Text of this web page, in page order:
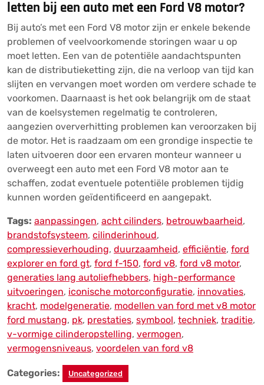
letten bij een auto met een Ford V8 motor?
Bij auto’s met een Ford V8 motor zijn er enkele bekende
problemen of veelvoorkomende storingen waar u op
moet letten. Een van de potentiële aandachtspunten
kan de distributieketting zijn, die na verloop van tijd kan
slijten en vervangen moet worden om verdere schade te
voorkomen. Daarnaast is het ook belangrijk om de staat
van de koelsystemen regelmatig te controleren,
aangezien oververhitting problemen kan veroorzaken bij
de motor. Het is raadzaam om een grondige inspectie te
laten uitvoeren door een ervaren monteur wanneer u
overweegt een auto met een Ford V8 motor aan te
schaffen, zodat eventuele potentiële problemen tijdig
kunnen worden geïdentificeerd en aangepakt.
Tags: aanpassingen, acht cilinders, betrouwbaarheid,
brandstofsysteem, cilinderinhoud,
compressieverhouding, duurzaamheid, efficiëntie, ford
explorer en ford gt, ford f-150, ford v8, ford v8 motor,
generaties lang autoliefhebbers, high-performance
uitvoeringen, iconische motorconfiguratie, innovaties,
kracht, modelgeneratie, modellen van ford met v8 motor
ford mustang, pk, prestaties, symbool, techniek, traditie,
v-vormige cilinderopstelling, vermogen,
vermogensniveaus, voordelen van ford v8
Categories: Uncategorized